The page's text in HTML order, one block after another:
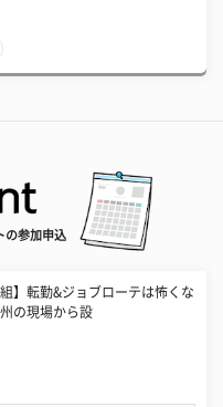
の参加申込
組】転勤&ジョブローテは怖くな
の現場から設